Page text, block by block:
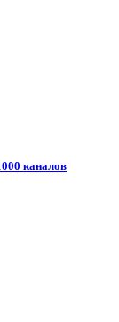
каналов